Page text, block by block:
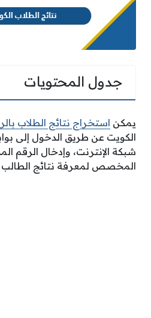
جدول المحتويات
يمكن استخراج نتائج الطلاب
الكويت عن طريق الدخول إلى
شبكة الإنترنت، وإدخال الرقم
المخصص لمعرفة نتائج